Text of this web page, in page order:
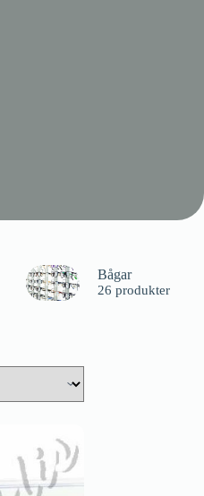
Bågar
26 produkter